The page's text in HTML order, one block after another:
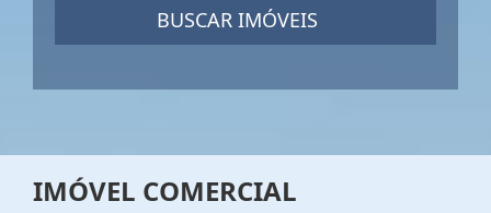
BUSCAR IMÓVEIS
IMÓVEL COMERCIAL